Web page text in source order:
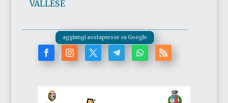
VALLESE
aggiungi aostapresse su Google